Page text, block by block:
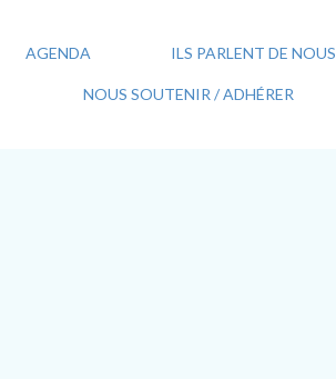
AGENDA ILS PARLENT DE NOUS
NOUS SOUTENIR / ADHÉRER